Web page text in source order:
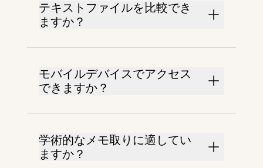
テキストファイルを比較でき
ますか？
モバイルデバイスでアクセス
できますか？
学術的なメモ取りに適してい
ますか？